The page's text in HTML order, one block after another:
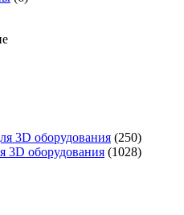
3D оборудования (250)
3D оборудования (1028)